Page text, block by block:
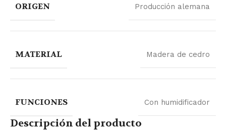
ORIGEN Producción alemana
MATERIAL Madera de cedro
FUNCIONES Con humidificador
Descripción del producto